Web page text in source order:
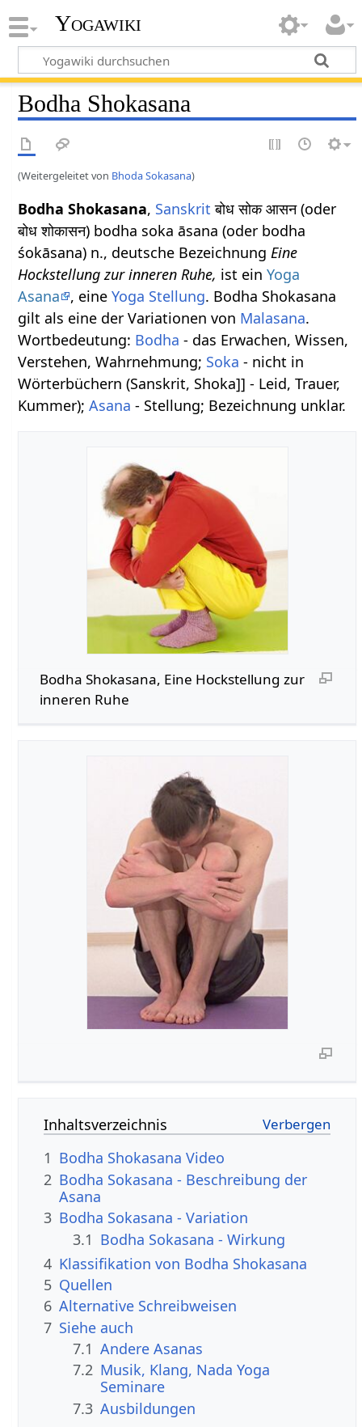
Yogawiki
Bodha Shokasana
(Weitergeleitet von Bhoda Sokasana)
Bodha Shokasana, Sanskrit बोध सोक आसन (oder
बोध शोकासन) bodha soka āsana (oder bodha
śokāsana) n., deutsche BezeichnungEine
Hockstellung zur inneren Ruhe, ist einYoga
Asana
, eineYoga Stellung. Bodha Shokasana
gilt als eine der Variationen von Malasana.
Wortbedeutung: Bodha - das Erwachen, Wissen,
Verstehen, Wahrnehmung; Soka - nicht in
Wörterbüchern (Sanskrit, Shoka]] - Leid, Trauer,
Kummer);Asana - Stellung; Bezeichnung unklar.
Bodha Shokasana, Eine Hockstellung zur
inneren Ruhe
Inhaltsverzeichnis
1 Bodha Shokasana Video
2 Bodha Sokasana - Beschreibung der
Asana
3 Bodha Sokasana - Variation
3.1 Bodha Sokasana - Wirkung
4 Klassifikation von Bodha Shokasana
5 Quellen
6 Alternative Schreibweisen
7 Siehe auch
7.1 Andere Asanas
7.2 Musik, Klang, Nada Yoga
Seminare
7.3 Ausbildungen